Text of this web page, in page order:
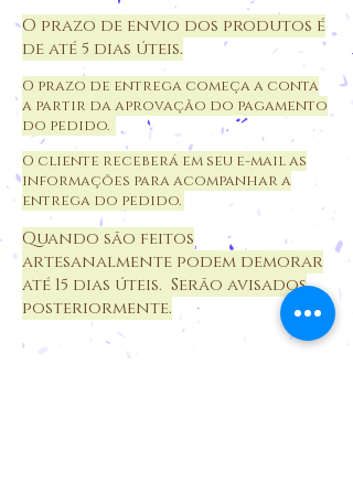
O prazo de envio dos produtos é
de até 5 dias úteis.
O prazo de entrega começa a conta
a partir da aprovação do pagamento
do pedido.
O cliente receberá em seu e-mail as
informações para acompanhar a
entrega do pedido.
Quando são feitos
artesanalmente podem demorar
até 15 dias úteis. Serão avisados
posteriormente.